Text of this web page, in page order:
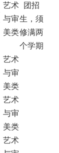
艺术
与审
美类
团招
生，须
修满两
个学期
艺术
与审
美类
艺术
与审
美类
艺术